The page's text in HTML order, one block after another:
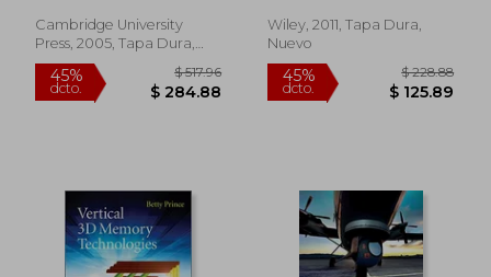
45%
dcto.
$ 509.37
$ 280.15
40%
dcto.
$
$
Cambridge University
Press, 2005, Tapa Dura,
Nuevo
Inglés)
Wiley, 2011, Tapa Dura,
Nuevo